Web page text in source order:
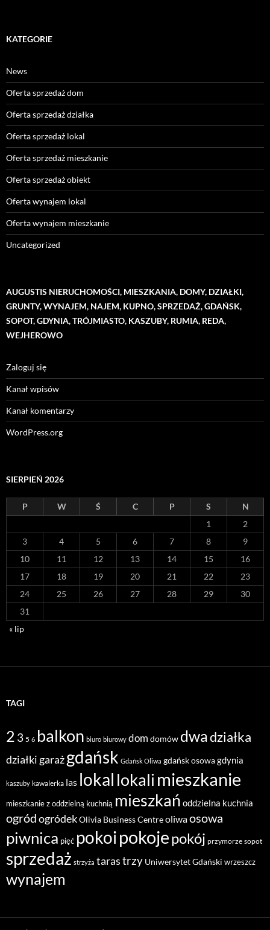
KATEGORIE
News
Oferta sprzedaż dom
Oferta sprzedaż działka
Oferta sprzedaż lokal
Oferta sprzedaż mieszkanie
Oferta sprzedaż obiekt
Oferta wynajem lokal
Oferta wynajem mieszkanie
Uncategorized
AUGUSTIS NIERUCHOMOŚCI, MIESZKANIA, DOMY, DZIAŁKI,
GRUNTY, WYNAJEM, NAJEM, KUPNO, SPRZEDAŻ, GDAŃSK,
SOPOT, GDYNIA, TRÓJMIASTO, KASZUBY, RUMIA, REDA,
WEJHEROWO
Zaloguj się
Kanał wpisów
Kanał komentarzy
WordPress.org
SIERPIEŃ 2026
P W Ś C P S
N
1
2
3
4 5 6 7 8
9
10
11 12 13 14 15
16
17
18 19 20 21 22
23
24
25 26 27 28 29
30
31
« lip
TAGI
2 3 5 6 balkon biuro biurowy dom domów dwadziałka
działki garażgdańsk Gdańsk Oliwa gdańsk osowagdynia
kaszuby kawalerka las lokal lokalimieszkanie
mieszkanie z oddzielną kuchnią mieszkań oddzielna kuchnia
ogródogródekOlivia Business Centreoliwaosowa
piwnica pięć pokoipokojepokój przymorze sopot
sprzedaż strzyża tarastrzy Uniwersytet Gdański wrzeszcz
wynajem